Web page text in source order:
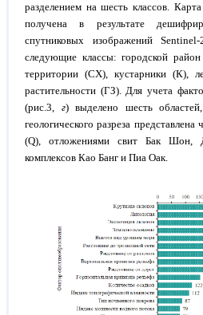
разделением на шесть классов.
получена в результате
спутниковых изображений
следующие классы: городской район
территории (СХ), кустарники (К),
растительности (ГЗ). Для учета
(рис.3, г) выделено шесть
геологического разреза
(Q), отложениями свит Бак
комплексов Као Банг и Пиа Оак.